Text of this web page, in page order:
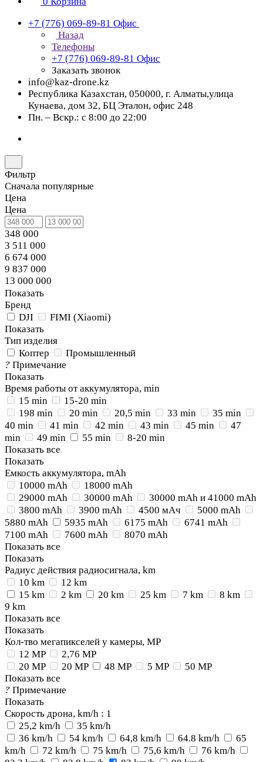
+7 (776) 069-89-81 Офис
Назад
Телефоны
+7 (776) 069-89-81 Офис
Заказать звонок
info@kaz-drone.kz
Республика Казахстан, 050000, г. Алматы,улица
Кунаева, дом 32, БЦ Эталон, офис 248
Пн. – Вскр.: с 8:00 до 22:00
Фильтр
Сначала популярные
Цена
Цена
348 000
3 511 000
6 674 000
9 837 000
13 000 000
Показать
Бренд
DJI
FIMI (Xiaomi)
Показать
Тип изделия
Коптер
Промышленный
? Примечание
Показать
Время работы от аккумулятора, min
15 min
15-20 min
198 min
20 min 20,5 min 33 min
35 min
40 min
41 min 42 min 43 min 45 min
47
min
49 min 55 min
8-20 min
Показать все
Показать
Емкость аккумулятора, mAh
10000 mAh
18000 mAh
29000 mAh
30000 mAh
30000 mAh и 41000 mAh
3800 mAh
3900 mAh 4500 мАч
5000 mAh
5880 mAh
5935 mAh 6175 mAh
6741 mAh
7100 mAh
7600 mAh
8070 mAh
Показать все
Показать
Радиус действия радиосигнала, km
10 km
12 km
15 km
2 km 20 km 25 km 7 km
8 km
9 km
Показать все
Показать
Кол-тво мегапикселей у камеры, MP
12 MP
2,76 MP
20 MP
20 MP 48 MP 5 MP
50 MP
Показать все
? Примечание
Показать
Скорость дрона, km/h : 1
25,2 km/h
35 km/h
36 km/h
54 km/h 64,8 km/h 64.8 km/h
65
km/h
72 km/h 75 km/h 75,6 km/h
76 km/h